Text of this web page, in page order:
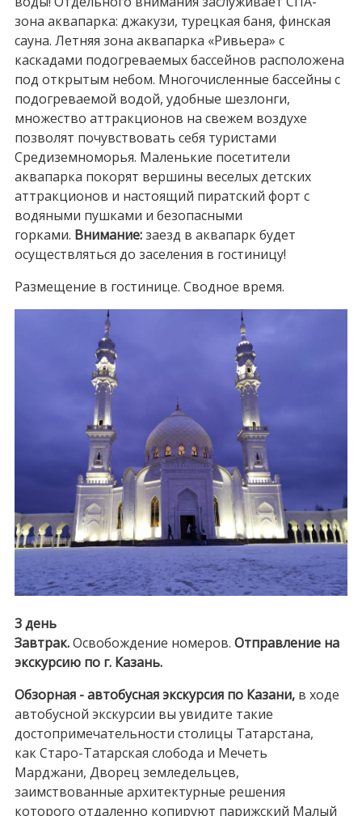
зона аквапарка: джакузи, турецкая баня, финская
сауна. Летняя зона аквапарка «Ривьера» с
каскадами подогреваемых бассейнов расположена
под открытым небом. Многочисленные бассейны с
подогреваемой водой, удобные шезлонги,
множество аттракционов на свежем воздухе
позволят почувствовать себя туристами
Средиземноморья. Маленькие посетители
аквапарка покорят вершины веселых детских
аттракционов и настоящий пиратский форт с
водяными пушками и безопасными
горками. Внимание:заезд в аквапарк будет
осуществляться до заселения в гостиницу!
Размещение в гостинице. Сводное время.
3 день
Завтрак.Освобождение номеров. Отправление на
экскурсию по г. Казань.
Обзорная - автобусная экскурсия по Казани,в ходе
автобусной экскурсии вы увидите такие
достопримечательности столицы Татарстана,
как Старо-Татарская слобода и Мечеть
Марджани, Дворец земледельцев,
заимствованные архитектурные решения
которого отдаленно копируют парижский Малый